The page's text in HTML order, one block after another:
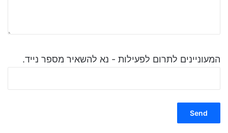
המעוניינים לתרום לפעילות - נא להשאיר מספר נייד.